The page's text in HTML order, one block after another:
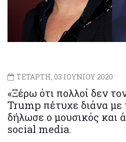
ΤΕΤΑΡΤΗ, 03 ΙΟΥΝΙΟΥ 2020
«Ξέρω ότι πολλοί δεν
Trump πέτυχε διάνα με
δήλωσε ο μουσικός και
social media.